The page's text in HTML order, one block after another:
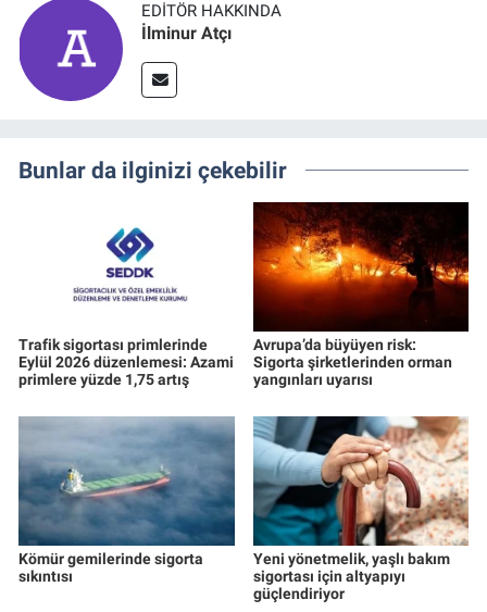
EDITÖR HAKKINDA
İlminur Atçı
Bunlar da ilginizi çekebilir
Trafik sigortası primlerinde
Eylül 2026 düzenlemesi: Azami
primlere yüzde 1,75 artış
Avrupa’da büyüyen risk:
Sigorta şirketlerinden orman
yangınları uyarısı
Kömür gemilerinde sigorta
sıkıntısı
Yeni yönetmelik, yaşlı bakım
sigortası için altyapıyı
güçlendiriyor